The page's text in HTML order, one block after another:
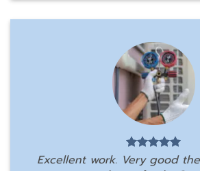
Excellent work. Very good